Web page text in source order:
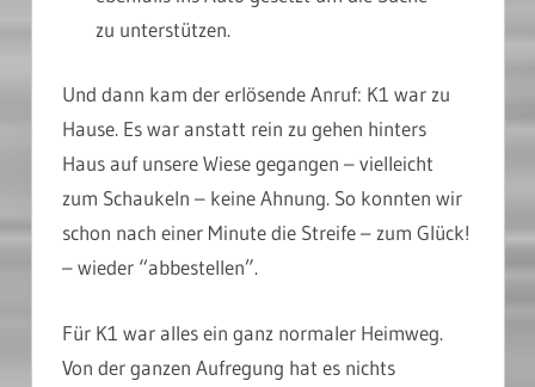
zu unterstützen.
Und dann kam der erlösende Anruf: K1 war zu
Hause. Es war anstatt rein zu gehen hinters
Haus auf unsere Wiese gegangen – vielleicht
zum Schaukeln – keine Ahnung. So konnten wir
schon nach einer Minute die Streife – zum Glück!
– wieder “abbestellen”.
Für K1 war alles ein ganz normaler Heimweg.
Von der ganzen Aufregung hat es nichts